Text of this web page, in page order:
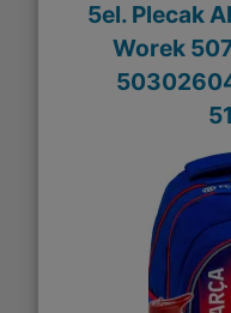
5el. Plecak
Worek